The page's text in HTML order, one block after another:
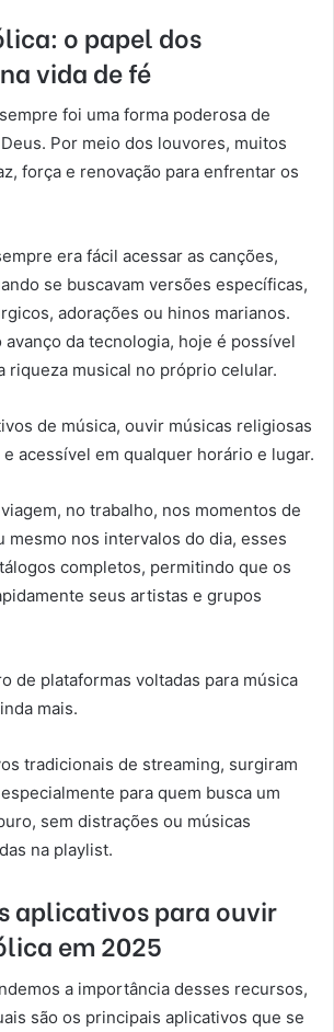
o papel dos
vida de fé
foi uma forma poderosa de
Por meio dos louvores, muitos
força e renovação para enfrentar os
era fácil acessar as canções,
se buscavam versões específicas,
adorações ou hinos marianos.
avanço da tecnologia, hoje é possível
riqueza musical no próprio celular.
de música, ouvir músicas religiosas
acessível em qualquer horário e lugar.
no trabalho, nos momentos de
mesmo nos intervalos do dia, esses
completos, permitindo que os
seus artistas e grupos
de plataformas voltadas para música
mais.
tradicionais de streaming, surgiram
para quem busca um
sem distrações ou músicas
na playlist.
aplicativos para ouvir
em 2025
a importância desses recursos,
são os principais aplicativos que se